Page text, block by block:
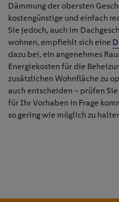
Dämmung der obersten
kostengünstige und einfach
Sie jedoch, auch im
wohnen, empfiehlt sich eine
dazu bei, ein angenehmes
Energiekosten für die
zusätzlichen Wohnfläche zu
auch entscheiden – prüfen
für Ihr Vorhaben in Frage
so gering wie möglich zu